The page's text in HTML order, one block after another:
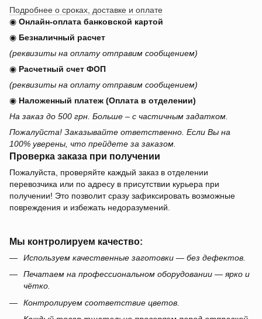
Подробнее о сроках, доставке и оплате
◉ Онлайн-оплата банковской картой
◉ Безналичный расчет
(реквизиты на оплату отправим сообщением)
◉ Расчетный счет ФОП
(реквизиты на оплату отправим сообщением)
◉ Наложенный платеж (Оплата в отделении)
На заказ до 500 грн. Больше – с частичным задатком.
Пожалуйста! Заказывайте ответственно. Если Вы на
100% уверены, что прейдете за заказом.
Проверка заказа при получении
Пожалуйста, проверяйте каждый заказ в отделении
перевозчика или по адресу в присутствии курьера при
получении! Это позволит сразу зафиксировать возможные
повреждения и избежать недоразумений.
Мы контролируем качество:
Используем качественные заготовки — без дефектов.
Печатаем на профессиональном оборудовании — ярко и
чётко.
Контролируем соответствие цветов.